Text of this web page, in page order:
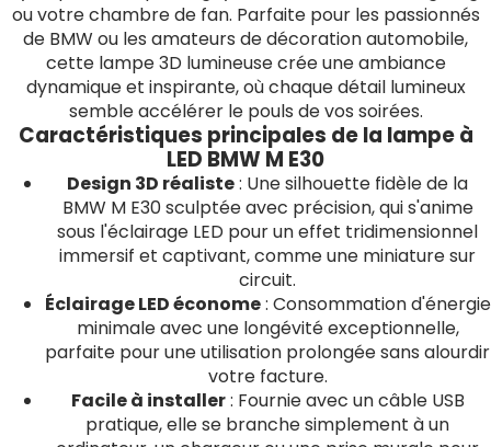
ou votre chambre de fan. Parfaite pour les passionnés
de BMW ou les amateurs de décoration automobile,
cette lampe 3D lumineuse crée une ambiance
dynamique et inspirante, où chaque détail lumineux
semble accélérer le pouls de vos soirées.
Caractéristiques principales de la lampe à
LED BMW M E30
Design 3D réaliste: Une silhouette fidèle de la
BMW M E30 sculptée avec précision, qui s'anime
sous l'éclairage LED pour un effet tridimensionnel
immersif et captivant, comme une miniature sur
circuit.
Éclairage LED économe: Consommation d'énergie
minimale avec une longévité exceptionnelle,
parfaite pour une utilisation prolongée sans alourdir
votre facture.
Facile à installer: Fournie avec un câble USB
pratique, elle se branche simplement à un